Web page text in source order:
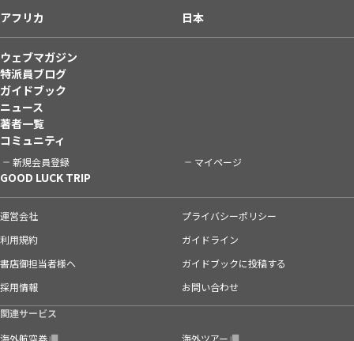
アフリカ
日本
ウェブマガジン
特派員ブログ
ガイドブック
ニュース
著者一覧
コミュニティ
新規会員登録 マイページ
GOOD LUCK TRIP
運営会社
プライバシーポリシー
利用規約
ガイドライン
書店御担当者様へ
ガイドブックに投稿する
採用情報
お問い合わせ
関連サービス
海外航空券
海外ツアー